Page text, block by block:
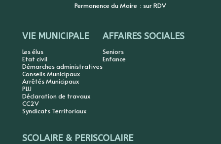
Permanence du Maire : sur RDV
VIE MUNICIPALE
Les élus
Etat civil
Démarches administratives
Conseils Municipaux
Arrêtés Municipaux
PLU
Déclaration de travaux
CC2V
Syndicats Territoriaux
AFFAIRES SOCIALES
Seniors
Enfance
SCOLAIRE & PERISCOLAIRE